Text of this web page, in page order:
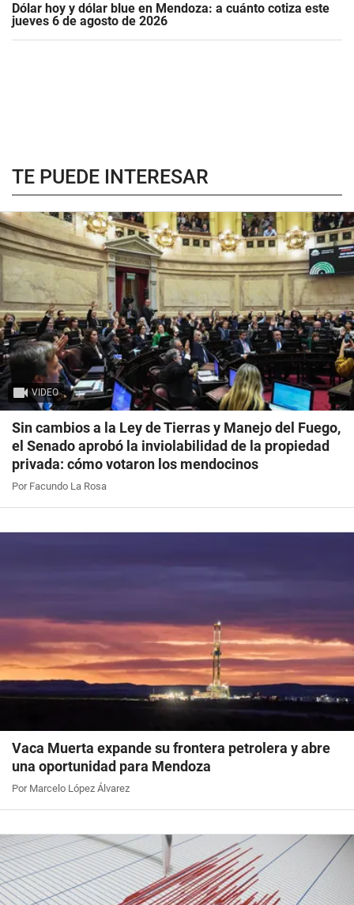
Dólar hoy y dólar blue en Mendoza: a cuánto cotiza este
jueves 6 de agosto de 2026
TE PUEDE INTERESAR
VIDEO
Sin cambios a la Ley de Tierras y Manejo del Fuego,
el Senado aprobó la inviolabilidad de la propiedad
privada: cómo votaron los mendocinos
Por Facundo La Rosa
Vaca Muerta expande su frontera petrolera y abre
una oportunidad para Mendoza
Por Marcelo López Álvarez